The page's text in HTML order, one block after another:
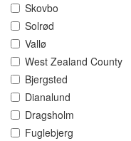
Skovbo
Solrød
Vallø
West Zealand County
Bjergsted
Dianalund
Dragsholm
Fuglebjerg